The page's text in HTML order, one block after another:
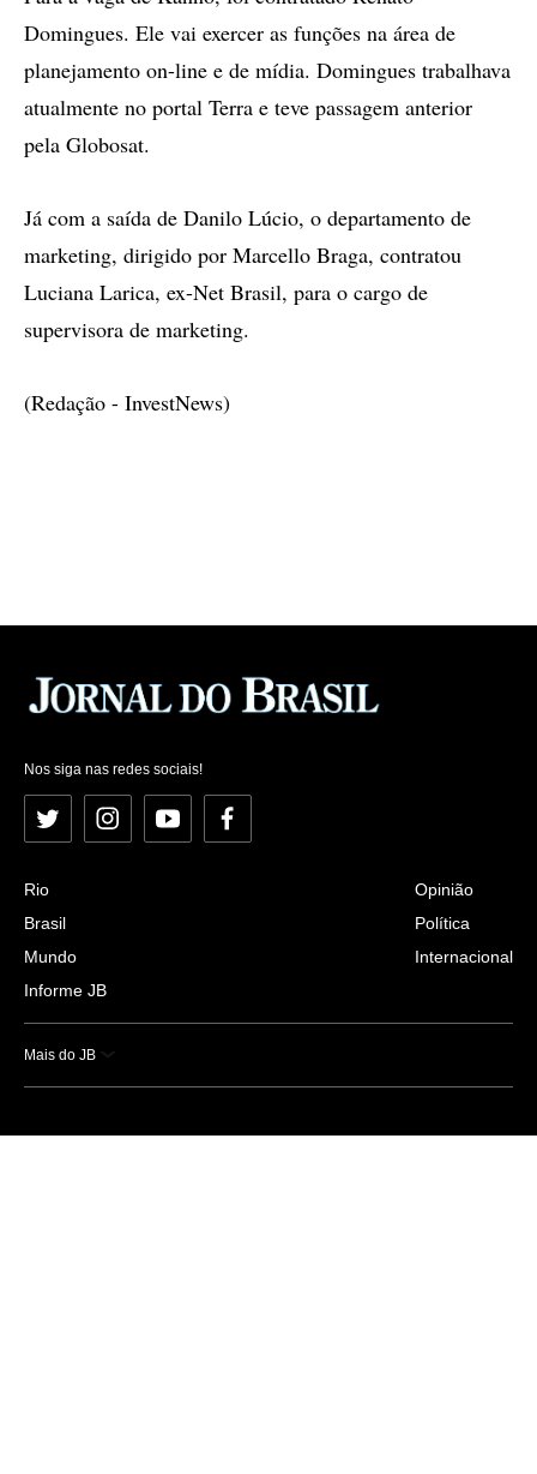
Domingues. Ele vai exercer as funções na área de
planejamento on-line e de mídia. Domingues trabalhava
atualmente no portal Terra e teve passagem anterior
pela Globosat.
Já com a saída de Danilo Lúcio, o departamento de
marketing, dirigido por Marcello Braga, contratou
Luciana Larica, ex-Net Brasil, para o cargo de
supervisora de marketing.
(Redação - InvestNews)
Nos siga nas redes sociais!
Twitter InstagramYouTubeFacebook
Rio
Brasil
Mundo
Informe JB
Opinião
Política
Internacional
Mais do JB
Esportes